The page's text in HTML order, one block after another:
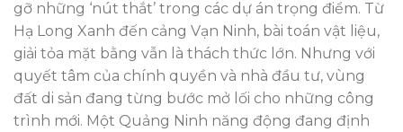
gỡ những ‘nút thắt’ trong các dự án trọng điểm. Từ
Hạ Long Xanh đến cảng Vạn Ninh, bài toán vật liệu,
giải tỏa mặt bằng vẫn là thách thức lớn. Nhưng với
quyết tâm của chính quyền và nhà đầu tư, vùng
đất di sản đang từng bước mở lối cho những công
trình mới. Một Quảng Ninh năng động đang định